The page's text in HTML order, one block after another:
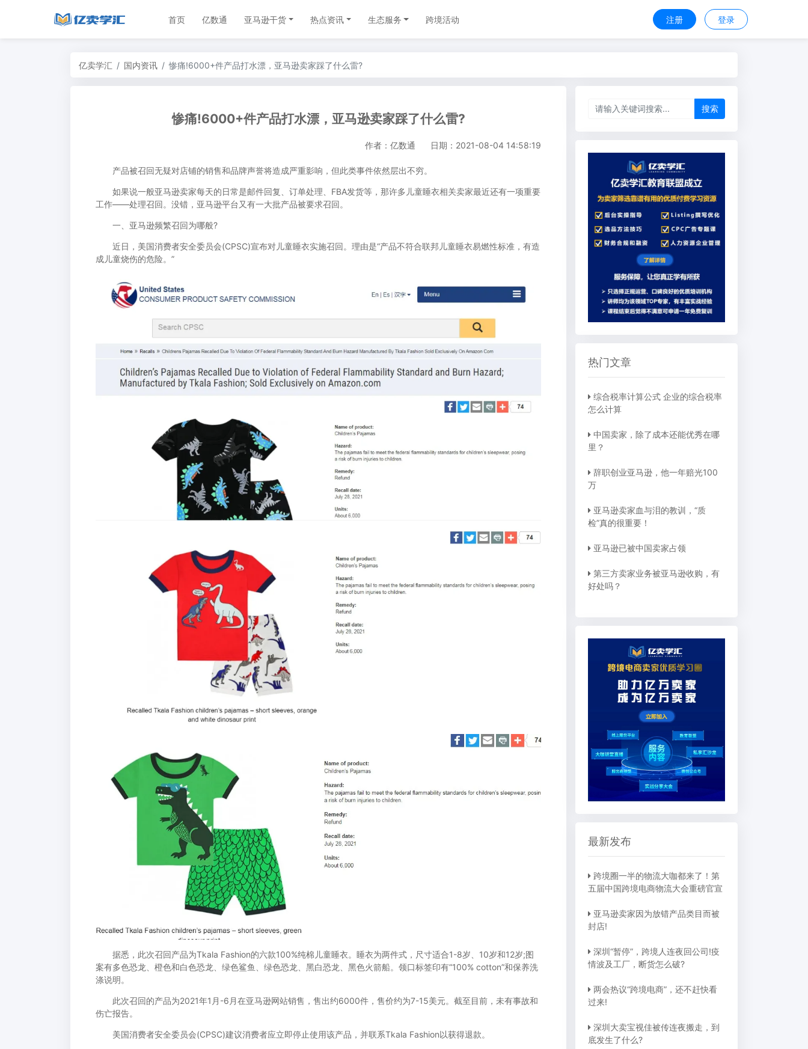
首页 亿数通 亚马逊干货 热点资讯 生态服务 跨境活动 注册 登录
亿卖学汇 国内资讯 惨痛!6000+件产品打水漂，亚马逊卖家踩了什么雷?
惨痛!6000+件产品打水漂，亚马逊卖家踩了什么雷?
作者：亿数通 日期：2021-08-04 14:58:19
产品被召回无疑对店铺的销售和品牌声誉将造成严重影响，但此类事件依然层出不穷。
如果说一般亚马逊卖家每天的日常是邮件回复、订单处理、FBA发货等，那许多儿童睡衣相关卖家最近还有一项重要
工作——处理召回。没错，亚马逊平台又有一大批产品被要求召回。
一、亚马逊频繁召回为哪般?
近日，美国消费者安全委员会(CPSC)宣布对儿童睡衣实施召回。理由是“产品不符合联邦儿童睡衣易燃性标准，有造
成儿童烧伤的危险。”
据悉，此次召回产品为Tkala Fashion的六款100%纯棉儿童睡衣。睡衣为两件式，尺寸适合1-8岁、10岁和12岁;图
案有多色恐龙、橙色和白色恐龙、绿色鲨鱼、绿色恐龙、黑白恐龙、黑色火箭船。领口标签印有“100% cotton”和保养洗
涤说明。
此次召回的产品为2021年1月-6月在亚马逊网站销售，售出约6000件，售价约为7-15美元。截至目前，未有事故和
伤亡报告。
美国消费者安全委员会(CPSC)建议消费者应立即停止使用该产品，并联系Tkala Fashion以获得退款。
搜索
热门文章
综合税率计算公式 企业的综合税率
怎么计算
中国卖家，除了成本还能优秀在哪
里？
辞职创业亚马逊，他一年赔光100
万
亚马逊卖家血与泪的教训，“质
检”真的很重要！
亚马逊已被中国卖家占领
第三方卖家业务被亚马逊收购，有
好处吗？
最新发布
跨境圈一半的物流大咖都来了！第
五届中国跨境电商物流大会重磅官宣
亚马逊卖家因为放错产品类目而被
封店!
深圳“暂停”，跨境人连夜回公司!疫
情波及工厂，断货怎么破?
两会热议“跨境电商”，还不赶快看
过来!
深圳大卖宝视佳被传连夜搬走，到
底发生了什么?